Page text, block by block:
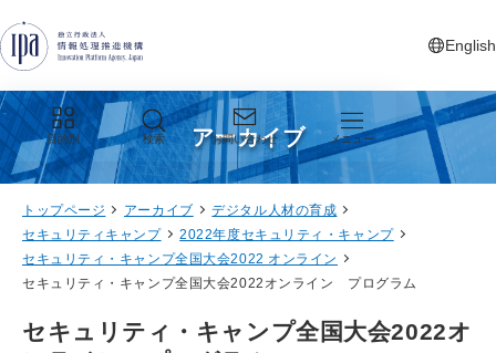
English
新しいタ
目的別 検索 お問い合わせ メニュー
アーカイブ
トップページ アーカイブ
デジタル人材の育成
セキュリティキャンプ
2022年度セキュリティ・キャンプ
セキュリティ・キャンプ全国大会2022 オンライン
セキュリティ・キャンプ全国大会2022オンライン プログラム
セキュリティ・キャンプ全国大会2022オ